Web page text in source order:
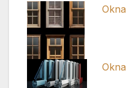
Okna
Okna